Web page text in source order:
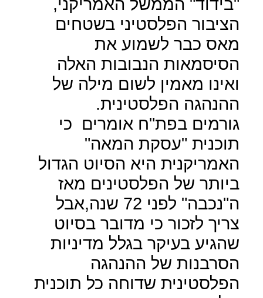
הציבור הפלסטיני בשטחים
מאס כבר לשמוע את
הסיסמאות הנבובות האלה
ואינו מאמין לשום מילה של
ההנהגה הפלסטינית.
גורמים בפת"ח אומרים כי
תוכנית "עסקת המאה"
האמריקנית היא הסיוט הגדול
ביותר של הפלסטינים מאז
ה"נכבה" לפני 72 שנה,אבל
צריך לזכור כי מדובר בסיוט
שהגיע בעיקר בגלל מדיניות
הסרבנות של ההנהגה
הפלסטינית שדוחה כל תוכנית